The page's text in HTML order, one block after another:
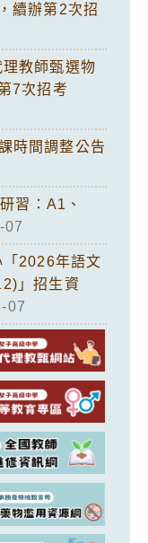
續辦第2次招
教師甄選物
7次招考
時間調整公告
習：A1、
07
「2026年語文
」招生資
07